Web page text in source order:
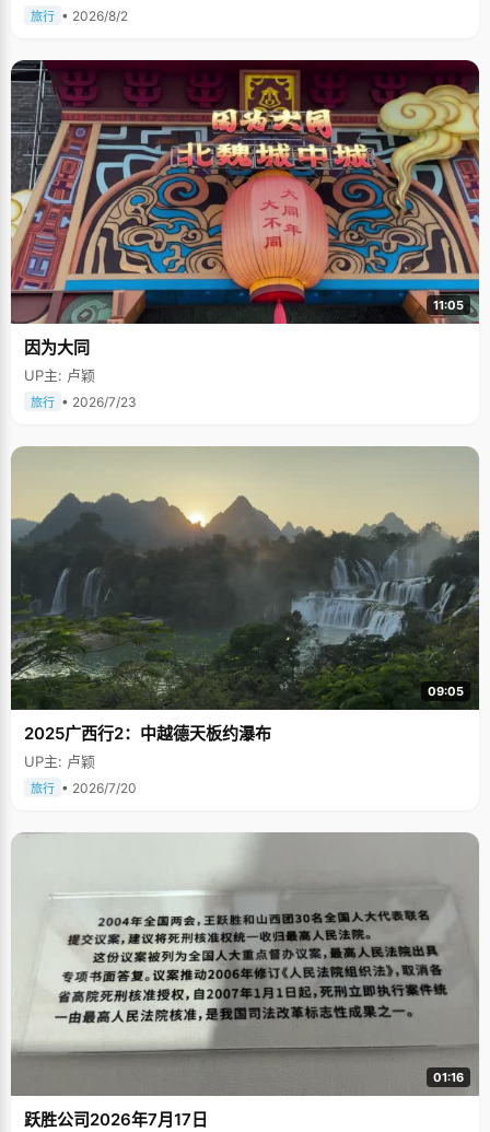
旅行 • 2026/8/2
11:05
因为大同
UP主: 卢颖
旅行 • 2026/7/23
09:05
2025广西行2：中越德天板约瀑布
UP主: 卢颖
旅行 • 2026/7/20
01:16
跃胜公司2026年7月17日